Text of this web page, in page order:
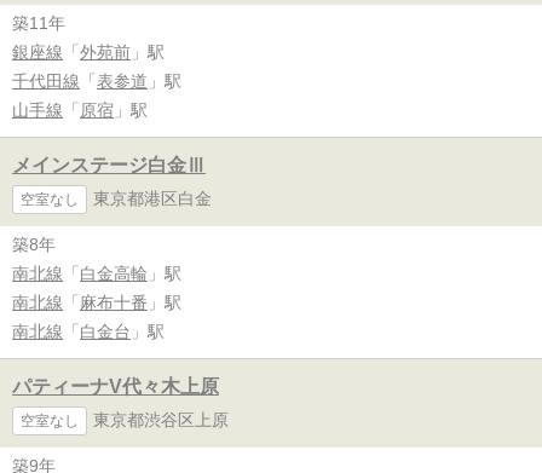
築11年
銀座線 「 外苑前 」駅
千代田線 「 表参道 」駅
山手線 「 原宿 」駅
メインステージ白金Ⅲ
空室なし 東京都港区白金
築8年
南北線 「 白金高輪 」駅
南北線 「 麻布十番 」駅
南北線 「 白金台 」駅
パティーナV代々木上原
空室なし 東京都渋谷区上原
築9年